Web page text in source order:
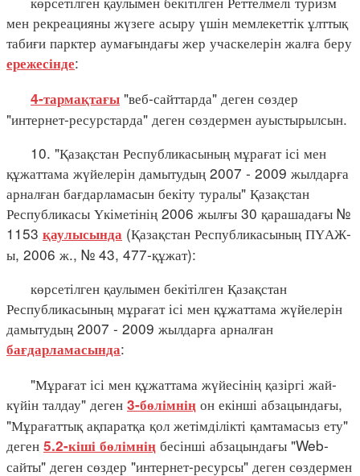
мен рекреацияны жүзеге асыру үшін мемлекеттік ұлттық
табиғи парктер аумағындағы жер учаскелерін жалға беру
ережесінде:
4-тармақтағы "веб-сайттарда" деген сөздер
"интернет-ресурстарда" деген сөздермен ауыстырылсын.
10. "Қазақстан Республикасының мұрағат ісі мен
құжаттама жүйелерін дамытудың 2007 - 2009 жылдарға
арналған бағдарламасын бекіту туралы" Қазақстан
Республикасы Үкіметінің 2006 жылғы 30 қарашадағы №
1153 қаулысында (Қазақстан Республикасының ПҮАЖ-
ы, 2006 ж., № 43, 477-құжат):
көрсетілген қаулымен бекітілген Қазақстан
Республикасының мұрағат ісі мен құжаттама жүйелерін
дамытудың 2007 - 2009 жылдарға арналған
бағдарламасында:
"Мұрағат ісі мен құжаттама жүйесінің қазіргі жай-
күйін талдау" деген 3-бөлімнің он екінші абзацындағы,
"Мұрағаттық ақпаратқа қол жетімділікті қамтамасыз ету"
деген 5.2-кіші бөлімнің бесінші абзацындағы "Web-
сайты" деген сөздер "интернет-ресурсы" деген сөздермен